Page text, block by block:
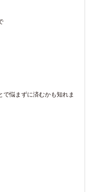
悩まずに済むかも知れま